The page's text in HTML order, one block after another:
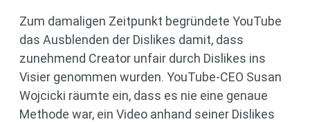
Zum damaligen Zeitpunkt begründete YouTube
das Ausblenden der Dislikes damit, dass
zunehmend Creator unfair durch Dislikes ins
Visier genommen wurden. YouTube-CEO Susan
Wojcicki räumte ein, dass es nie eine genaue
Methode war, ein Video anhand seiner Dislikes